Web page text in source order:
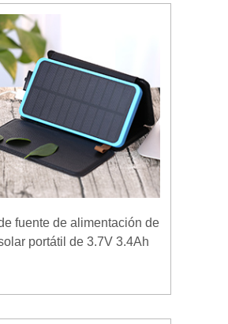
fuente de alimentación de
portátil de 3.7V 3.4Ah